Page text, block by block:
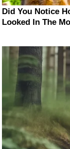
Did You Notice
Looked In The